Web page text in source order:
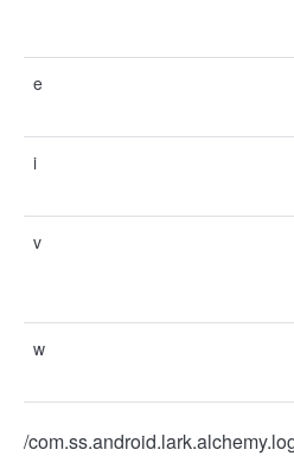
e
i
v
w
/